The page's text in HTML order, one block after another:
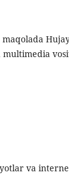
maqolada
multimedia
va